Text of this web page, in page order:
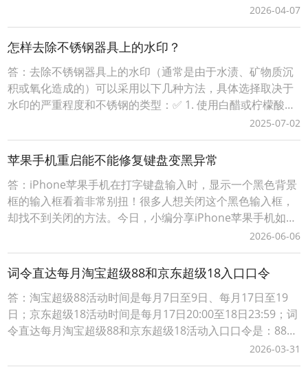
叠加淘宝天猫超级88官方立减活动优惠力度会更大让淘宝天
猫购物更划算；词令直达口令：淘宝天猫超级88官方立减遇
到淘礼金天猫淘宝红包优惠券优惠力度会更大吗？1、打开「
词令 」APP，输入口令“ 80
2026-04-07
怎样去除不锈钢器具上的水印？
答：去除不锈钢器具上的水印（通常是由于水渍、矿物质沉
积或氧化造成的）可以采用以下几种方法，具体选择取决于
水印的严重程度和不锈钢的类型：✅ 1. 使用白醋或柠檬酸这
是最常见、安全且环保的方法。步骤：1. 将白醋或柠檬汁直
接倒在水印处。2. 等待几分钟（5-10分钟），让醋或柠檬酸
软化水渍。3. 用软布或海绵轻轻擦拭。4. 最后用清水冲洗干
净，并用干布擦干。适用情况
2025-07-02
苹果手机重启能不能修复键盘变黑异常
答：iPhone苹果手机在打字键盘输入时，显示一个黑色背景
框的输入框看着非常别扭！很多人想关闭这个黑色输入框，
却找不到关闭的方法。今日，小编分享iPhone苹果手机如何
关闭浮动键盘输入黑色背景输入框。iPhone苹果手机打字键
盘输入时变动黑色背景的输入框怎么关闭？1、在iPhone苹
果手机上打开【设置】，并找到【辅助功能】；2、在【辅助
功能】内，找到【键盘与键入
2026-06-06
词令直达每月淘宝超级88和京东超级18入口口令
答：淘宝超级88活动时间是每月7日至9日、每月17日至19
日；京东超级18活动时间是每月17日20:00至18日23:59；词
令直达每月淘宝超级88和京东超级18活动入口口令是：8818
词令直达每月淘宝超级88和京东超级18口令怎么使用？1、
打开词令APP，输入口令“ 8818 ”；2、搜索直达该口令关联
2026-03-31